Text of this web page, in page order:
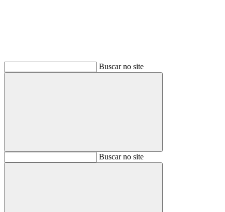
Buscar no site
BuscarBuscar no site